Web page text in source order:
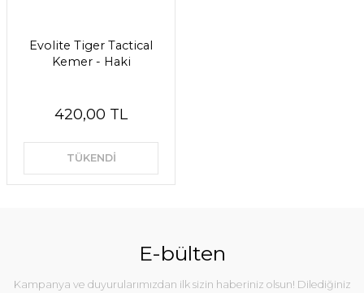
Evolite Tiger Tactical
Kemer - Haki
420,00 TL
TÜKENDİ
E-bülten
Kampanya ve duyurularımızdan ilk sizin haberiniz olsun! Dilediğiniz